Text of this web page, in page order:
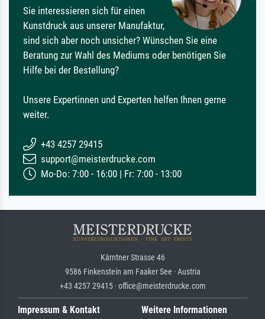
Sie interessieren sich für einen
Kunstdruck aus unserer Manufaktur,
sind sich aber noch unsicher? Wünschen Sie eine
Beratung zur Wahl des Mediums oder benötigen Sie
Hilfe bei der Bestellung?
Unsere Expertinnen und Experten helfen Ihnen gerne
weiter.
+43 4257 29415
support@meisterdrucke.com
Mo-Do: 7:00 - 16:00 | Fr: 7:00 - 13:00
Kärntner Strasse 46
9586 Finkenstein am Faaker See · Austria
+43 4257 29415 · office@meisterdrucke.com
Impressum & Kontakt Weitere Informationen